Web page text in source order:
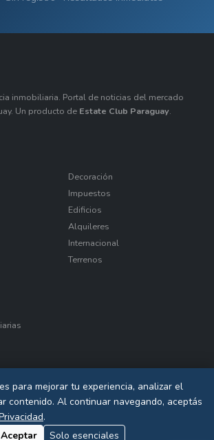
inmobiliaria. Portal de noticias del mercado
Un producto de Estate Club Paraguay.
Decoración
Impuestos
Edificios
Alquileres
Internacional
Terrenos
para mejorar tu experiencia, analizar el
contenido. Al continuar navegando, aceptás
.
Aceptar
Solo esenciales